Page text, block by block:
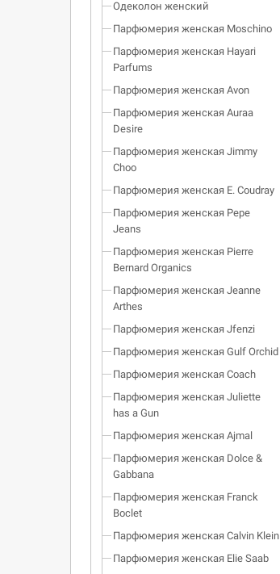
Одеколон женский
Парфюмерия женская Moschino
Парфюмерия женская Hayari
Parfums
Парфюмерия женская Avon
Парфюмерия женская Auraa
Desire
Парфюмерия женская Jimmy
Choo
Парфюмерия женская E. Coudray
Парфюмерия женская Pepe
Jeans
Парфюмерия женская Pierre
Bernard Organics
Парфюмерия женская Jeanne
Arthes
Парфюмерия женская Jfenzi
Парфюмерия женская Gulf Orchid
Парфюмерия женская Coach
Парфюмерия женская Juliette
has a Gun
Парфюмерия женская Ajmal
Парфюмерия женская Dolce &
Gabbana
Парфюмерия женская Franck
Boclet
Парфюмерия женская Calvin Klein
Парфюмерия женская Elie Saab